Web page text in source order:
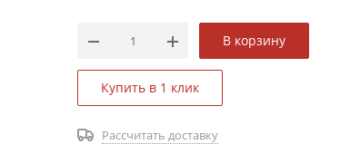
В корзину
Купить в 1 клик
Рассчитать доставку